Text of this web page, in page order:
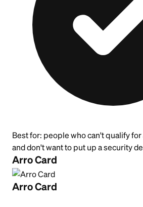
Best for: people who can't qualify
and don't want to put up a security
Arro Card
Arro Card